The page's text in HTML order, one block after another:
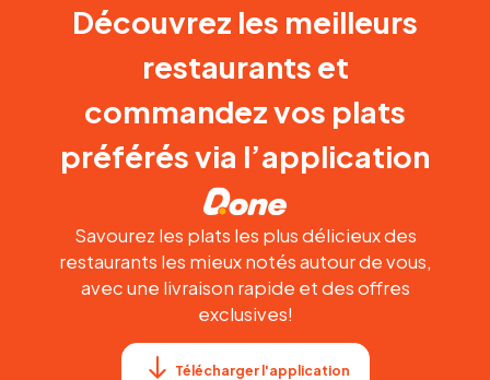
Découvrez les meilleurs
restaurants et
commandez vos plats
préférés via l’application
Savourez les plats les plus délicieux des
restaurants les mieux notés autour de vous,
avec une livraison rapide et des offres
exclusives!
Télécharger l'application